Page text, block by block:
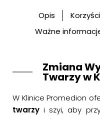
Opis Korzyści
Ważne
Zmiana
Twarzy w
W Klinice Promedion
twarzy i szyi, aby